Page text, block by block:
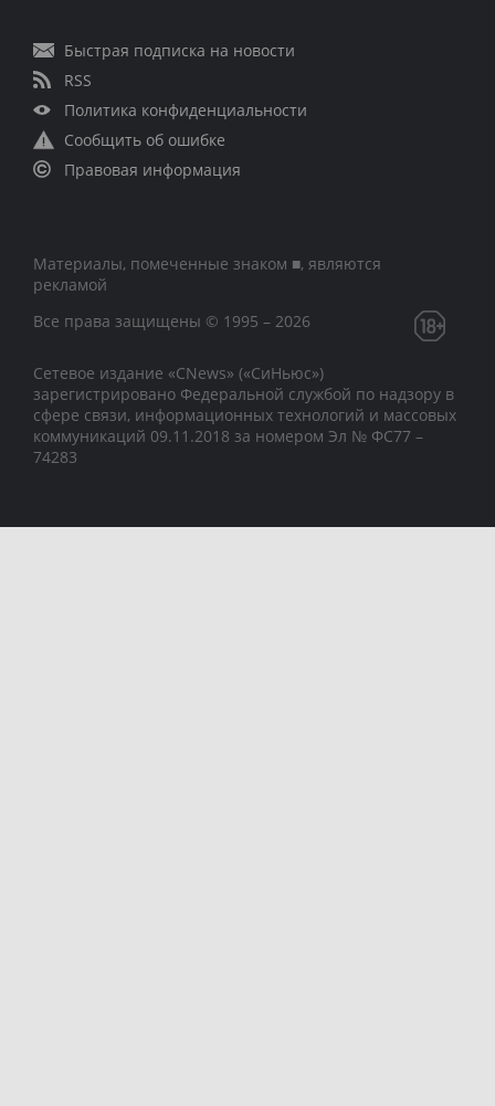
Быстрая подписка на новости
RSS
Политика конфиденциальности
Сообщить об ошибке
Правовая информация
Материалы, помеченные знаком ■, являются
рекламой
Все права защищены © 1995 – 2026
Сетевое издание «CNews» («СиНьюс»)
зарегистрировано Федеральной службой по надзору в
сфере связи, информационных технологий и массовых
коммуникаций 09.11.2018 за номером Эл № ФС77 –
74283